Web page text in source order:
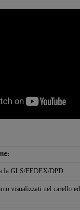
la GLS/FEDEX/DPD.
visualizzati nel carello